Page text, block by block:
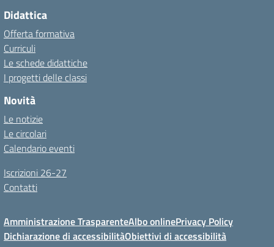
Didattica
Offerta formativa
Curriculi
Le schede didattiche
I progetti delle classi
Novità
Le notizie
Le circolari
Calendario eventi
Iscrizioni 26-27
Contatti
Amministrazione TrasparenteAlbo onlinePrivacy Policy
Dichiarazione di accessibilitàObiettivi di accessibilità